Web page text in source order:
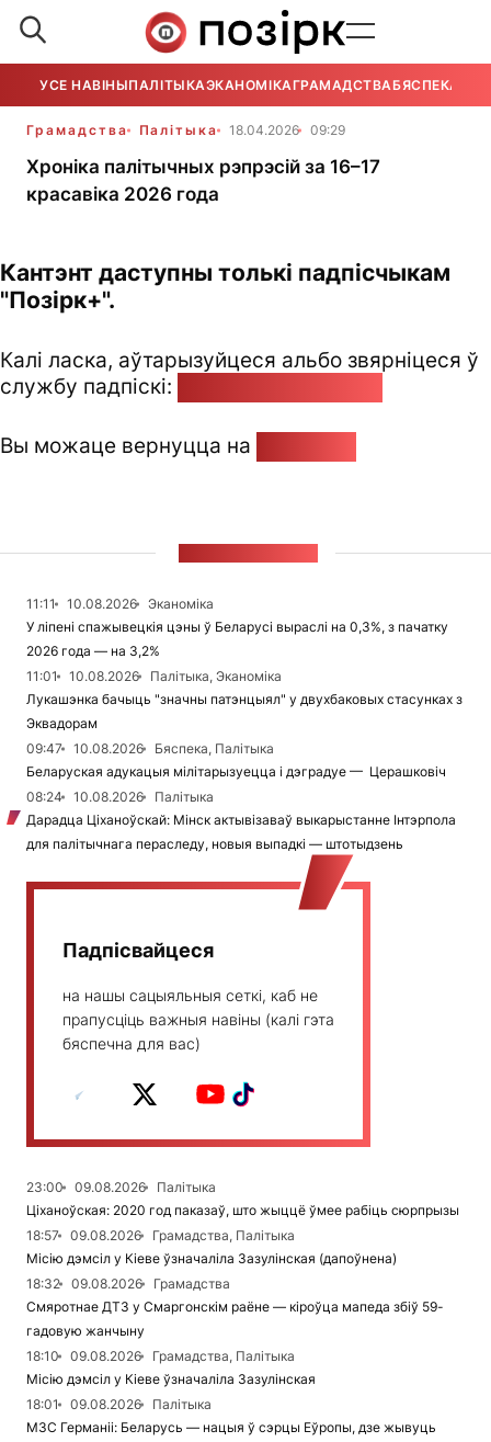
УСЕ НАВІНЫПАЛІТЫКАЭКАНОМІКАГРАМАДСТВАБЯСПЕКА
Грамадства Палітыка 18.04.2026 09:29
Хроніка палітычных рэпрэсій за 16–17
красавіка 2026 года
Кантэнт даступны толькі падпісчыкам
"Позірк+".
Калі ласка, аўтарызуйцеся альбо звярніцеся ў
службу падпіскі:
Вы можаце вернуцца на
11:11 10.08.2026
Эканоміка
У ліпені спажывецкія цэны ў Беларусі выраслі на 0,3%, з пачатку
2026 года — на 3,2%
11:01
10.08.2026
Палітыка, Эканоміка
Лукашэнка бачыць "значны патэнцыял" у двухбаковых стасунках з
Эквадорам
09:47
10.08.2026
Бяспека, Палітыка
Беларуская адукацыя мілітарызуецца і дэградуе — Церашковіч
08:24
10.08.2026
Палітыка
Дарадца Ціханоўскай: Мінск актывізаваў выкарыстанне Інтэрпола
для палітычнага пераследу, новыя выпадкі — штотыдзень
Падпісвайцеся
на нашы сацыяльныя сеткі, каб не
прапусціць важныя навіны (калі гэта
бяспечна для вас)
23:00 09.08.2026
Палітыка
Ціханоўская: 2020 год паказаў, што жыццё ўмее рабіць сюрпрызы
18:57
09.08.2026
Грамадства, Палітыка
Місію дэмсіл у Кіеве ўзначаліла Зазулінская (дапоўнена)
18:32
09.08.2026
Грамадства
Смяротнае ДТЗ у Смаргонскім раёне — кіроўца мапеда збіў 59-
гадовую жанчыну
18:10
09.08.2026
Грамадства, Палітыка
Місію дэмсіл у Кіеве ўзначаліла Зазулінская
18:01
09.08.2026
Палітыка
МЗС Германіі: Беларусь — нацыя ў сэрцы Еўропы, дзе жывуць